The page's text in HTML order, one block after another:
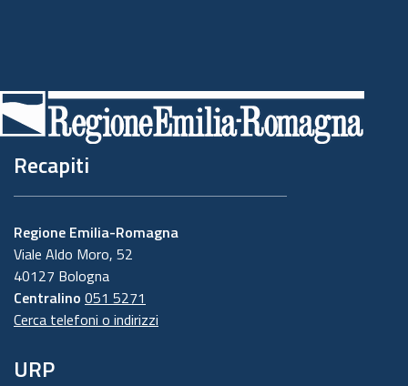
Recapiti
Regione Emilia-Romagna
Viale Aldo Moro, 52
40127 Bologna
Centralino 051 5271
Cerca telefoni o indirizzi
URP